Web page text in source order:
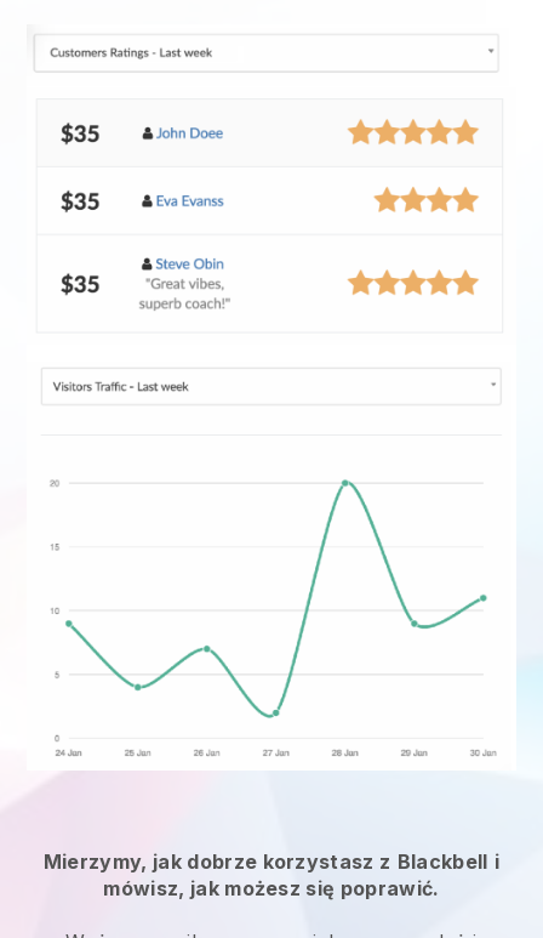
Mierzymy, jak dobrze korzystasz z Blackbell i
mówisz, jak możesz się poprawić.